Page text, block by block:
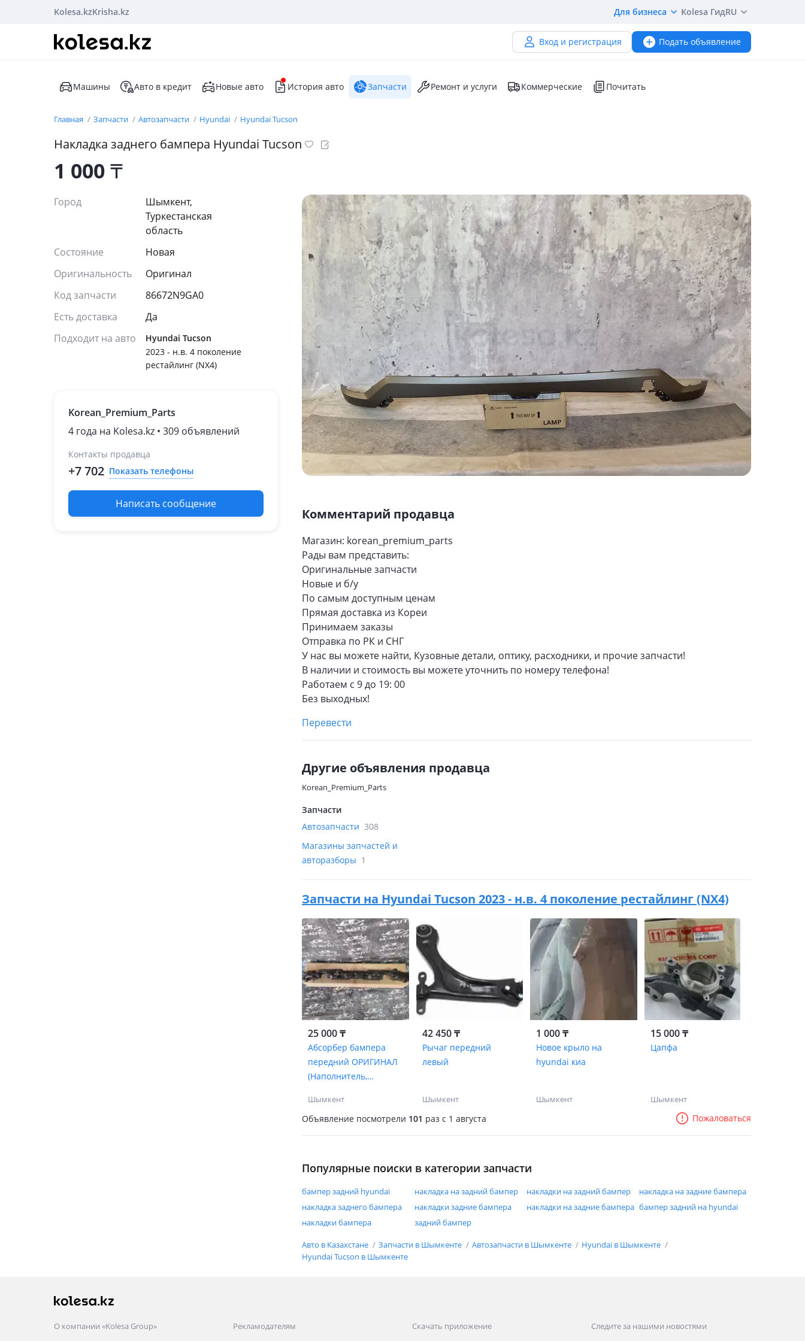
Kolesa.kzKrisha.kz Для бизнеса Kolesa ГидRU
Вход и регистрация Подать объявление
Машины Авто в кредит Новые авто История авто Запчасти Ремонт и услуги Коммерческие Почитать
Главная Запчасти Автозапчасти Hyundai Hyundai Tucson
Накладка заднего бампера Hyundai Tucson
1 000₸
Город
Шымкент,
Туркестанская
область
Состояние
Новая
Оригинальность
Оригинал
Код запчасти
86672N9GA0
Есть доставка
Да
Подходит на авто
Hyundai Tucson
2023 - н.в. 4 поколение
рестайлинг (NX4)
Korean_Premium_Parts
4 года на Kolesa.kz • 309 объявлений
Контакты продавца
+7 702 Показать телефоны
Написать сообщение
Комментарий продавца
Магазин: korean_premium_parts
Рады вам представить:
Оригинальные запчасти
Новые и б/у
По самым доступным ценам
Прямая доставка из Кореи
Принимаем заказы
Отправка по РК и СНГ
У нас вы можете найти, Кузовные детали, оптику, расходники, и прочие запчасти!
В наличии и стоимость вы можете уточнить по номеру телефона!
Работаем с 9 до 19: 00
Без выходных!
Перевести
Другие объявления продавца
Korean_Premium_Parts
Запчасти
Автозапчасти 308
Магазины запчастей и
авторазборы 1
Запчасти на Hyundai Tucson 2023 - н.в. 4 поколение рестайлинг (NX4)
25 000 ₸
Абсорбер бампера
передний ОРИГИНАЛ
(Наполнитель,
TUCSON
Шымкент
42 450 ₸
Рычаг передний
левый
Шымкент
1 000 ₸
Новое крыло на
hyundai киа
Шымкент
15 000 ₸
Цапфа
Шымкент
Объявление посмотрели 101 раз c 1 августа Пожаловаться
Популярные поиски в категории запчасти
бампер задний hyundai накладка на задний бампер накладки на задний бампер
накладка на задние бампера
накладка заднего бампера
накладки задние бампера накладки на задние бампера бампер задний на hyundai
накладки бампера
задний бампер
Авто в Казахстане Запчасти в Шымкенте Автозапчасти в Шымкенте
Hyundai в Шымкенте
Hyundai Tucson в Шымкенте
О компании «Kolesa Group»
Рекламодателям
Скачать приложение
Следите за нашими новостями